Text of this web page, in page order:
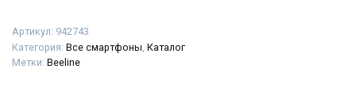
Артикул: 942743
Категория: Все смартфоны Каталог
Метки: Beeline